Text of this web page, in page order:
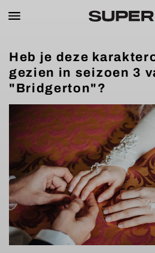
Heb je deze
gezien in seizoen 3
"Bridgerton"?